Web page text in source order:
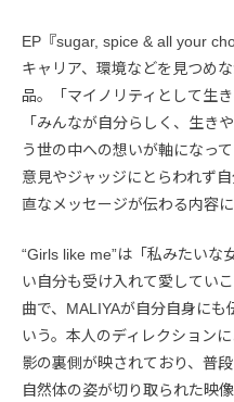
EP『sugar, spice & all your
キャリア、環境などを見つめ
品。「マイノリティとして生
「みんなが自分らしく、生き
う世の中への想いが軸になっ
意見やジャッジにとらわれず
直なメッセージが伝わる内容に
“Girls like me”は「私みたいな
い自分も受け入れて愛してい
曲で、MALIYAが自分自身に
いう。本人のディレクション
影の裏側が映されており、普
自然体の姿が切り取られた映像